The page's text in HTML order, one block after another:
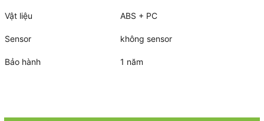
Vật liệu ABS + PC
Sensor không sensor
Bảo hành 1 năm